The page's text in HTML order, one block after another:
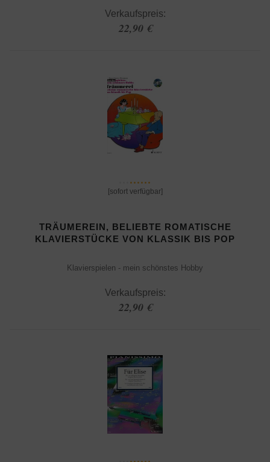
Verkaufspreis:
22,90 €
[sofort verfügbar]
TRÄUMEREIN, BELIEBTE ROMATISCHE
KLAVIERSTÜCKE VON KLASSIK BIS POP
Klavierspielen - mein schönstes Hobby
Verkaufspreis:
22,90 €